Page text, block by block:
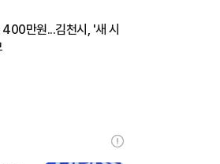
만원...김천시, '새 시